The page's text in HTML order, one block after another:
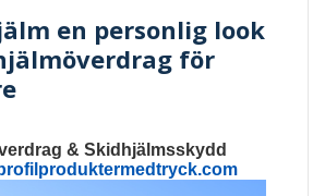
en personlig look
för
&Skidhjälmsskydd